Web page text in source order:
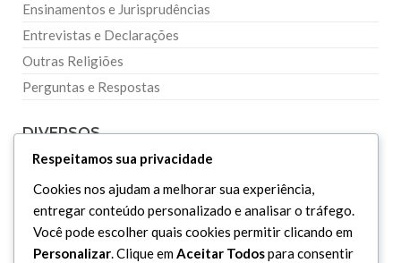
Ensinamentos e Jurisprudências
Entrevistas e Declarações
Outras Religiões
Perguntas e Respostas
DIVERSOS
Curiosidades
Dicionário Islâmico
Downloads
Respeitamos sua privacidade
Cookies nos ajudam a melhorar sua experiência,
entregar conteúdo personalizado e analisar o tráfego.
Você pode escolher quais cookies permitir clicando em
Personalizar. Clique emAceitar Todospara consentir